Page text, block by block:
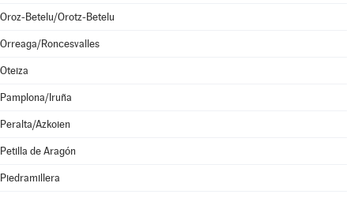
Oroz-Betelu/Orotz-Betelu
Orreaga/Roncesvalles
Oteiza
Pamplona/Iruña
Peralta/Azkoien
Petilla de Aragón
Piedramillera